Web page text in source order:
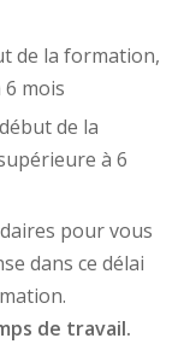
de la formation,
mois
de la
à 6
pour vous
dans ce délai
de travail.